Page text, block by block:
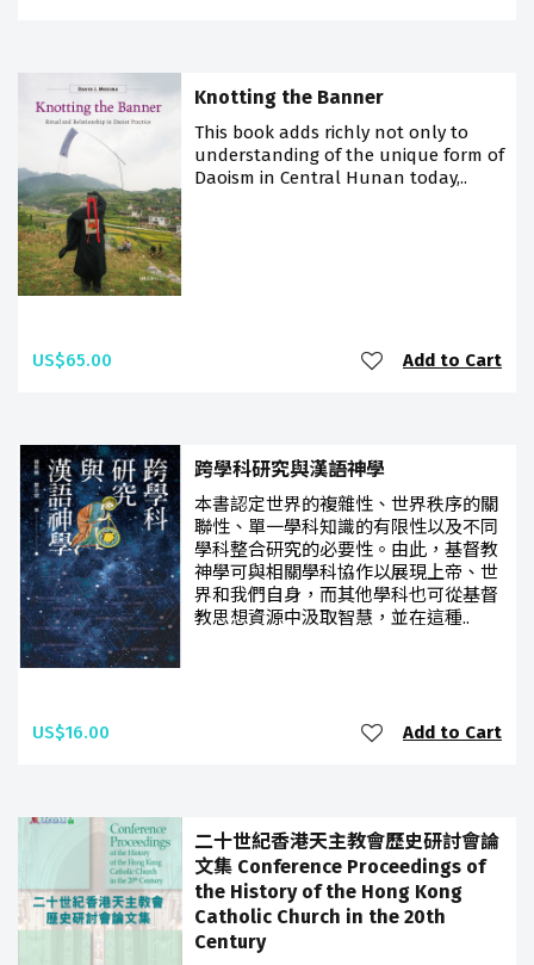
Knotting the Banner
This book adds richly not only to
understanding of the unique form of
Daoism in Central Hunan today,..
US$65.00 Add to Cart
跨學科研究與漢語神學
本書認定世界的複雜性、世界秩序的關
聯性、單一學科知識的有限性以及不同
學科整合研究的必要性。由此，基督教
神學可與相關學科協作以展現上帝、世
界和我們自身，而其他學科也可從基督
教思想資源中汲取智慧，並在這種..
US$16.00 Add to Cart
二十世紀香港天主教會歷史研討會論
文集 Conference Proceedings of
the History of the Hong Kong
Catholic Church in the 20th
Century